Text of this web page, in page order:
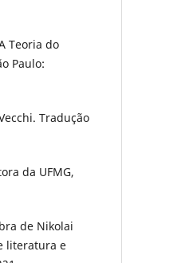
Teoria do
Paulo:
Tradução
da UFMG,
de Nikolai
literatura e